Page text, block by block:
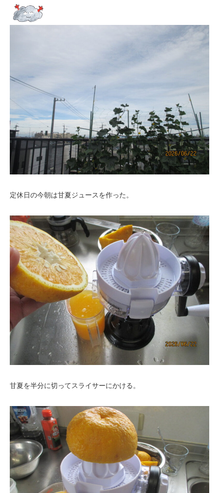
定休日の今朝は甘夏ジュースを作った。
甘夏を半分に切ってスライサーにかける。